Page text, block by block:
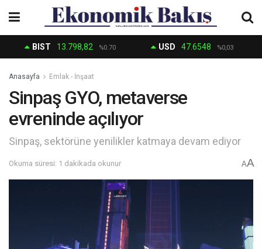
BIST 13.798,82 %0.70 USD 47.6548 %0,03
Anasayfa Emlak - İnşaat
Sinpaş GYO, metaverse
evreninde açılıyor
Sinpaş, sektörüne yenilikler katmaya devam ediyor
Okuma süresi: 1 dakikada okunur AA